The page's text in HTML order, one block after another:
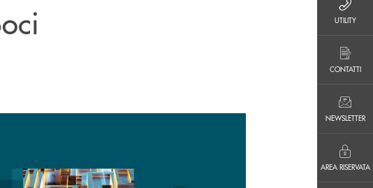
UTILITY
CONTATTI
NEWSLETTER
AREA RISERVATA